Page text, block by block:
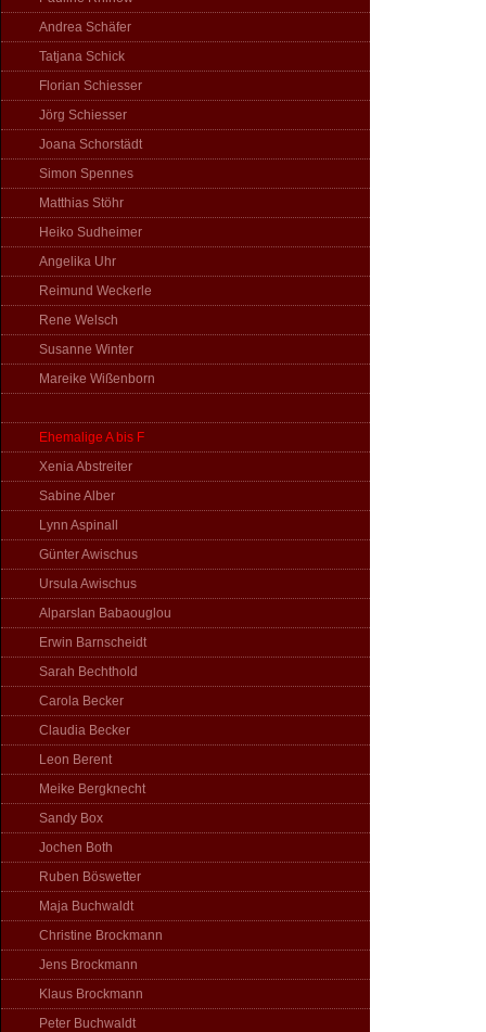
Andrea Schäfer
Tatjana Schick
Florian Schiesser
Jörg Schiesser
Joana Schorstädt
Simon Spennes
Matthias Stöhr
Heiko Sudheimer
Angelika Uhr
Reimund Weckerle
Rene Welsch
Susanne Winter
Mareike Wißenborn
Ehemalige A bis F
Xenia Abstreiter
Sabine Alber
Lynn Aspinall
Günter Awischus
Ursula Awischus
Alparslan Babaouglou
Erwin Barnscheidt
Sarah Bechthold
Carola Becker
Claudia Becker
Leon Berent
Meike Bergknecht
Sandy Box
Jochen Both
Ruben Böswetter
Maja Buchwaldt
Christine Brockmann
Jens Brockmann
Klaus Brockmann
Peter Buchwaldt